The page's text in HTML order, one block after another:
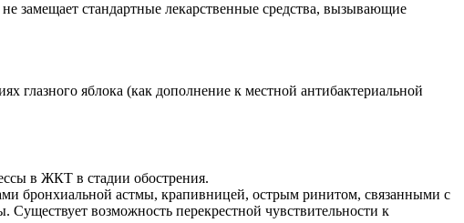
замещает стандартные лекарственные средства, вызывающие
глазного яблока (как дополнение к местной антибактериальной
в ЖКТ в стадии обострения.
бронхиальной астмы, крапивницей, острым ринитом, связанными с
возможность перекрестной чувствительности к